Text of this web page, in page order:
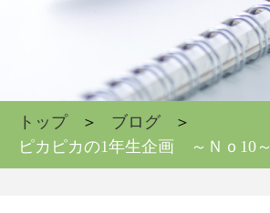
トップ
ブログ
ピカピカの1年生企画 ～Ｎｏ10～